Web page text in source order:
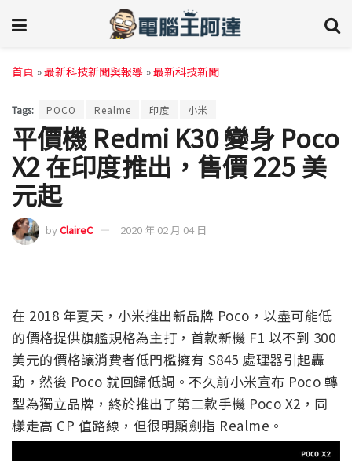
首頁 »最新科技新聞與報導 »最新科技新聞
Tags: POCO Realme 印度 小米
平價機 Redmi K30 變身 Poco
X2 在印度推出，售價 225 美
元起
byClaireC 2020 年 02 月 04 日
在 2018 年夏天，小米推出新品牌 Poco，以盡可能低
的價格提供旗艦規格為主打，首款新機 F1 以不到 300
美元的價格讓消費者低門檻擁有 S845 處理器引起轟
動，然後 Poco 就回歸低調。不久前小米宣布 Poco 轉
型為獨立品牌，終於推出了第二款手機 Poco X2，同
樣走高 CP 值路線，但很明顯劍指 Realme。